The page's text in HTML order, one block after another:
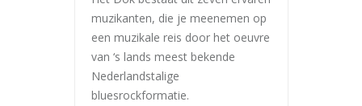
muzikanten, die je meenemen op
een muzikale reis door het oeuvre
van ‘s lands meest bekende
Nederlandstalige
bluesrockformatie.